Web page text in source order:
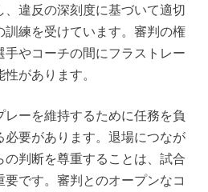
違反の深刻度に基づいて適切
訓練を受けています。審判の権
やコーチの間にフラストレー
があります。
ーを維持するために任務を負
必要があります。退場につなが
の判断を尊重することは、試合
です。審判とのオープンなコ